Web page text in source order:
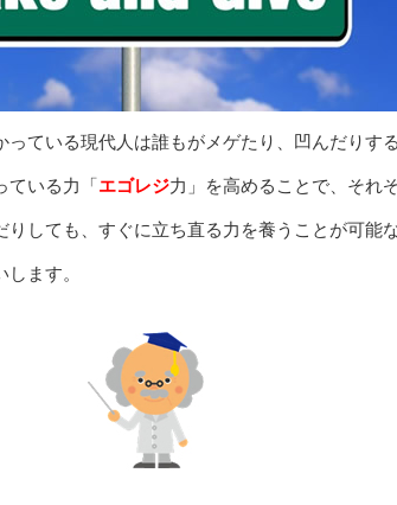
ている現代人は誰もがメゲたり、凹んだりす
ている力「エゴレジ力」を高めることで、それ
しても、すぐに立ち直る力を養うことが可能な
ます。